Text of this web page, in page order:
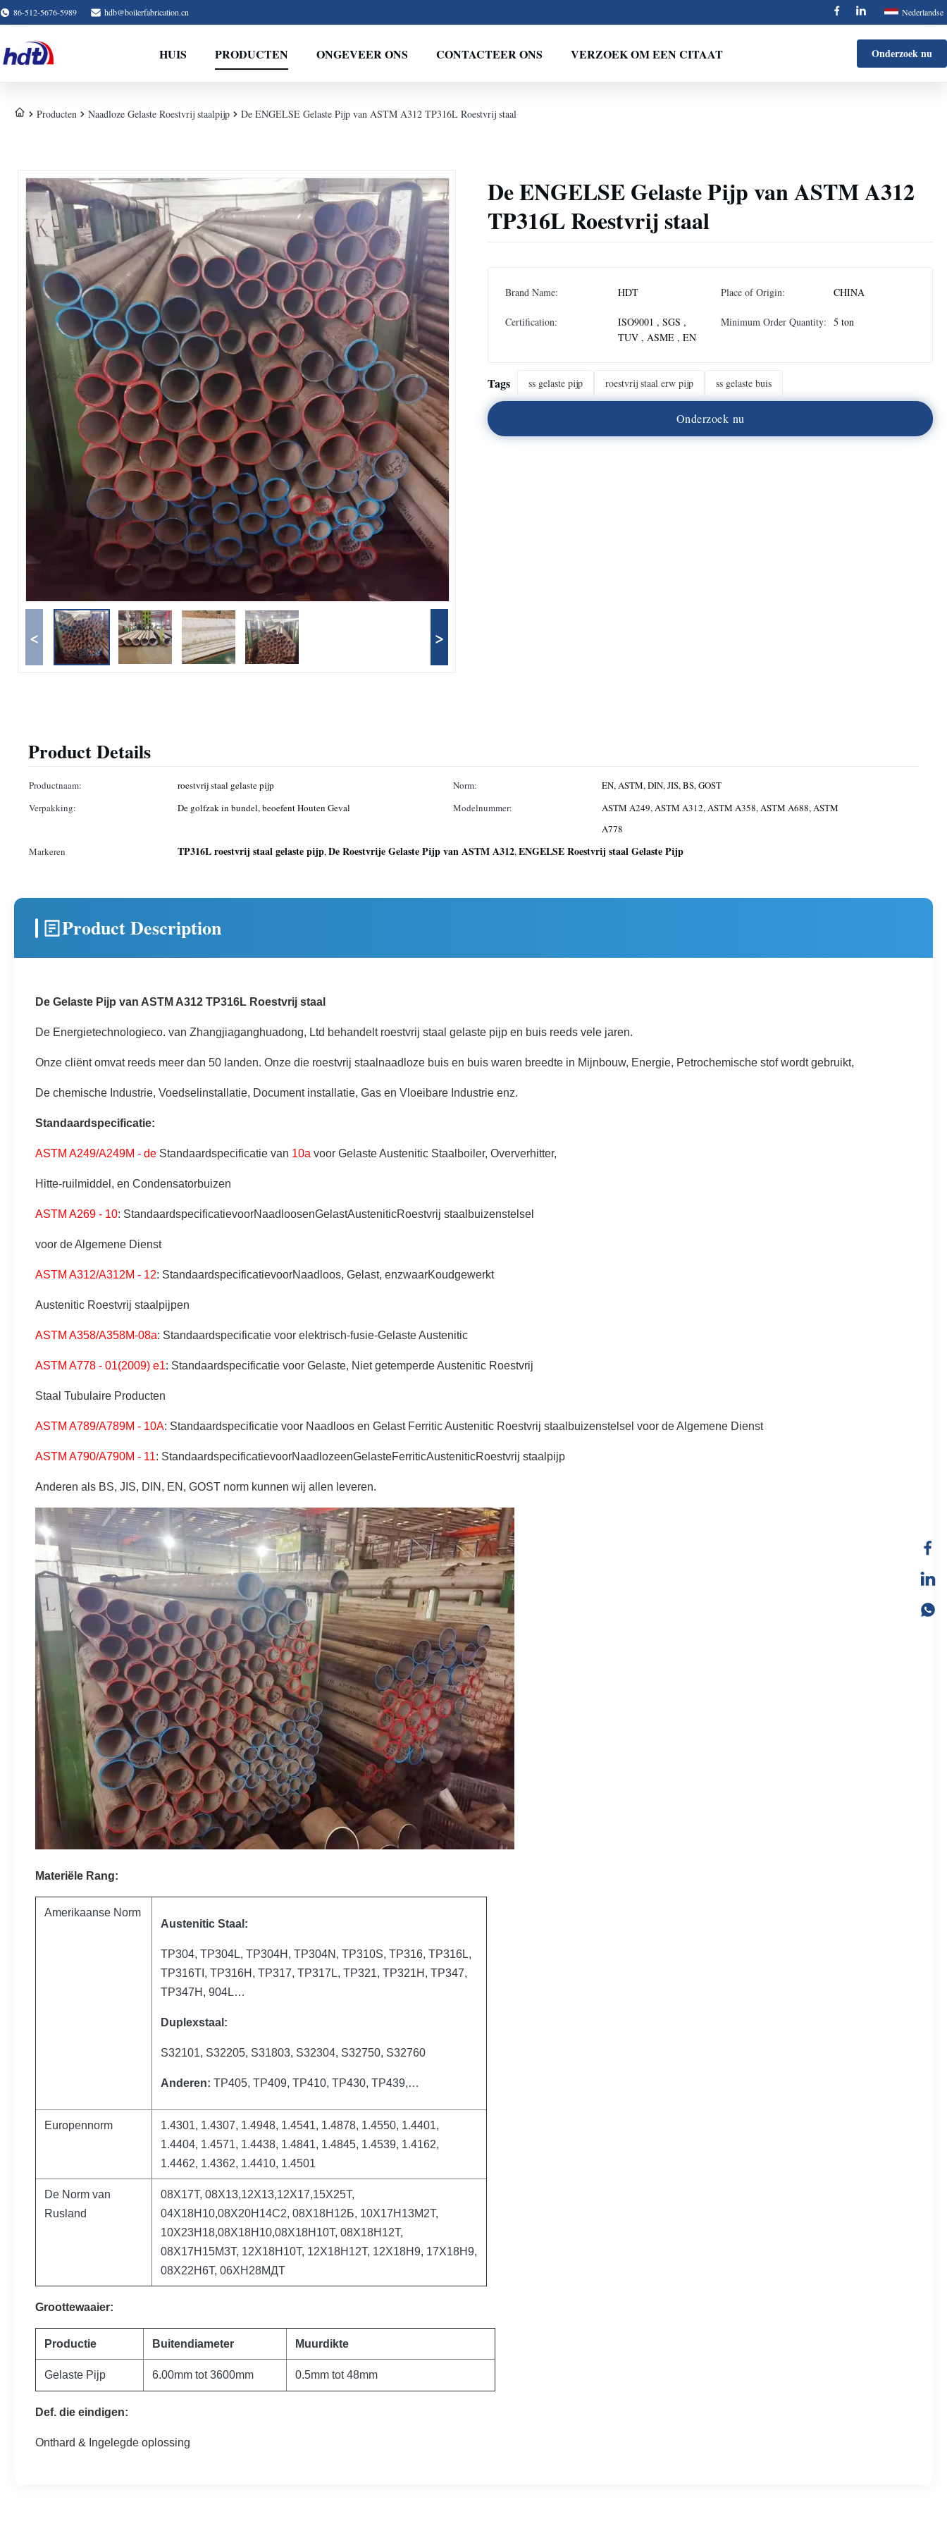
86-512-5676-5989 hdb@boilerfabrication.cn Nederlandse
HUIS PRODUCTEN ONGEVEER ONS CONTACTEER ONS VERZOEK OM EEN CITAAT Onderzoek nu
Producten Naadloze Gelaste Roestvrij staalpijp De ENGELSE Gelaste Pijp van ASTM A312 TP316L Roestvrij staal
< >
De ENGELSE Gelaste Pijp van ASTM A312
TP316L Roestvrij staal
Brand Name: HDT Place of Origin: CHINA
Certification:
ISO9001 , SGS ,
TUV , ASME , EN
Minimum Order Quantity: 5 ton
Tags ss gelaste pijp roestvrij staal erw pijp ss gelaste buis
Onderzoek nu
Product Details
Productnaam: roestvrij staal gelaste pijp Norm:
EN, ASTM, DIN, JIS, BS, GOST
Verpakking:
De golfzak in bundel, beoefent Houten Geval Modelnummer:
ASTM A249, ASTM A312, ASTM A358, ASTM A688, ASTM
A778
Markeren
TP316L roestvrij staal gelaste pijp,De Roestvrije Gelaste Pijp van ASTM A312,ENGELSE Roestvrij staal Gelaste Pijp
Product Description
De Gelaste Pijp van ASTM A312 TP316L Roestvrij staal
De Energietechnologieco. van Zhangjiaganghuadong, Ltd behandelt roestvrij staal gelaste pijp en buis reeds vele jaren.
Onze cliënt omvat reeds meer dan 50 landen. Onze die roestvrij staalnaadloze buis en buis waren breedte in Mijnbouw, Energie, Petrochemische stof wordt gebruikt,
De chemische Industrie, Voedselinstallatie, Document installatie, Gas en Vloeibare Industrie enz.
Standaardspecificatie:
ASTM A249/A249M - de Standaardspecificatie van 10a voor Gelaste Austenitic Staalboiler, Oververhitter,
Hitte-ruilmiddel, en Condensatorbuizen
ASTM A269 - 10: StandaardspecificatievoorNaadloosenGelastAusteniticRoestvrij staalbuizenstelsel
voor de Algemene Dienst
ASTM A312/A312M - 12: StandaardspecificatievoorNaadloos, Gelast, enzwaarKoudgewerkt
Austenitic Roestvrij staalpijpen
ASTM A358/A358M-08a: Standaardspecificatie voor elektrisch-fusie-Gelaste Austenitic
ASTM A778 - 01(2009) e1: Standaardspecificatie voor Gelaste, Niet getemperde Austenitic Roestvrij
Staal Tubulaire Producten
ASTM A789/A789M - 10A: Standaardspecificatie voor Naadloos en Gelast Ferritic Austenitic Roestvrij staalbuizenstelsel voor de Algemene Dienst
ASTM A790/A790M - 11: StandaardspecificatievoorNaadlozeenGelasteFerriticAusteniticRoestvrij staalpijp
Anderen als BS, JIS, DIN, EN, GOST norm kunnen wij allen leveren.
Materiële Rang:
Amerikaanse Norm
Austenitic Staal:
TP304, TP304L, TP304H, TP304N, TP310S, TP316, TP316L,
TP316TI, TP316H, TP317, TP317L, TP321, TP321H, TP347,
TP347H, 904L…
Duplexstaal:
S32101, S32205, S31803, S32304, S32750, S32760
Anderen: TP405, TP409, TP410, TP430, TP439,…
Europennorm
1.4301, 1.4307, 1.4948, 1.4541, 1.4878, 1.4550, 1.4401,
1.4404, 1.4571, 1.4438, 1.4841, 1.4845, 1.4539, 1.4162,
1.4462, 1.4362, 1.4410, 1.4501
De Norm van
Rusland
08Х17Т, 08Х13,12Х13,12Х17,15Х25Т,
04Х18Н10,08Х20Н14С2, 08Х18Н12Б, 10Х17Н13М2Т,
10Х23Н18,08Х18Н10,08Х18Н10Т, 08Х18Н12Т,
08Х17Н15М3Т, 12Х18Н10Т, 12Х18Н12Т, 12Х18Н9, 17Х18Н9,
08Х22Н6Т, 06ХН28МДТ
Groottewaaier:
Productie Buitendiameter Muurdikte
Gelaste Pijp 6.00mm tot 3600mm 0.5mm tot 48mm
Def. die eindigen:
Onthard & Ingelegde oplossing